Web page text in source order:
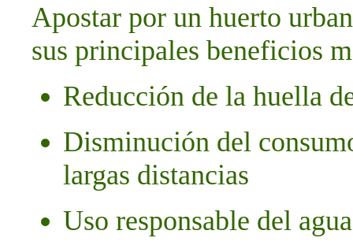
Apostar por un huerto
sus principales beneficios
Reducción de la huella
Disminución del
largas distancias
Uso responsable del